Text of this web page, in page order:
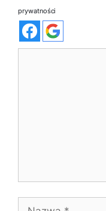
prywatności
Nazwa